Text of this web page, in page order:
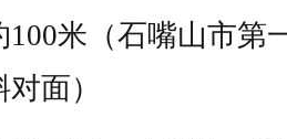
100米（石嘴山市第
面）